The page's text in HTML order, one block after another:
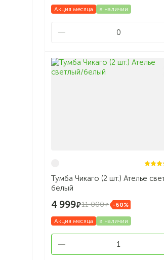
Акция месяца в наличии
0
Тумба Чикаго (2 шт.) Ателье светлый/
белый
4 999 11 000 -60%
Акция месяца в наличии
1